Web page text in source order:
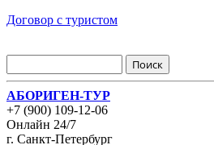
Договор с туристом
АБОРИГЕН-ТУР
+7 (900) 109-12-06
Онлайн 24/7
г. Санкт-Петербург